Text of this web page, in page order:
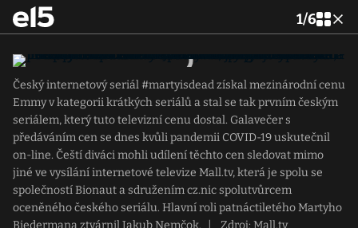
1/6
Český internetový seriál #martyisdead získal mezinárodní cenu
Emmy v kategorii krátkých seriálů a stal se tak prvním českým
seriálem, který tuto televizní cenu dostal. Galavečer s
předáváním cen se dnes kvůli pandemii COVID-19 uskutečnil
on-line. Čeští diváci mohli udílení těchto cen sledovat mimo
jiné ve vysílání internetové televize Mall.tv, která je spolu se
společností Bionaut a sdružením cz.nic spolutvůrcem
oceněného českého seriálu. Hlavní roli patnáctiletého Martyho
Biedermana ztvárnil Jakub Nemčok.
Zdroj: Mall.tv